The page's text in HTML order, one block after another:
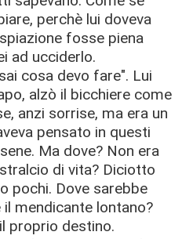
perchè lui doveva
fosse piena
ad ucciderlo.
cosa devo fare". Lui
alzò il bicchiere come
anzi sorrise, ma era un
pensato in questi
Ma dove? Non era
di vita? Diciotto
pochi. Dove sarebbe
mendicante lontano?
proprio destino.